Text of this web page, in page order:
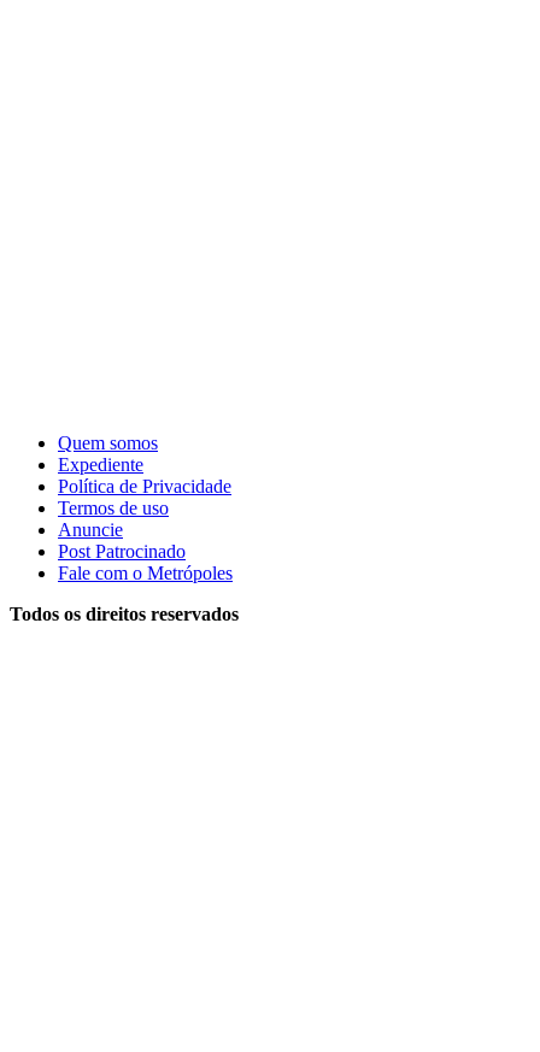
Quem somos
Expediente
Política de Privacidade
Termos de uso
Anuncie
Post Patrocinado
Fale com o Metrópoles
Todos os direitos reservados